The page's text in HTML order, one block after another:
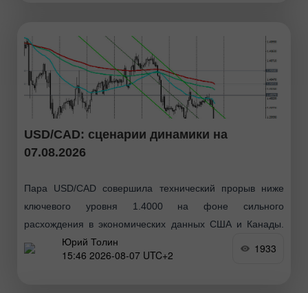
USD/CAD: сценарии динамики на
07.08.2026
Пара USD/CAD совершила технический прорыв ниже
ключевого уровня 1.4000 на фоне сильного
расхождения в экономических данных США и Канады.
Однако сохраняющаяся геополитическая
неопределенность вокруг Ормузского пролива и
Юрий Толин
15:46 2026-08-07 UTC+2
1933